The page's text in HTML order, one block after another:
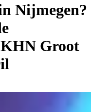
Nijmegen?
Groot